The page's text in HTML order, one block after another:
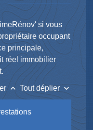
si vous
occupant
principale,
réel immobilier
keyboard_arrow_up Tout déplier keyboard_arrow_down